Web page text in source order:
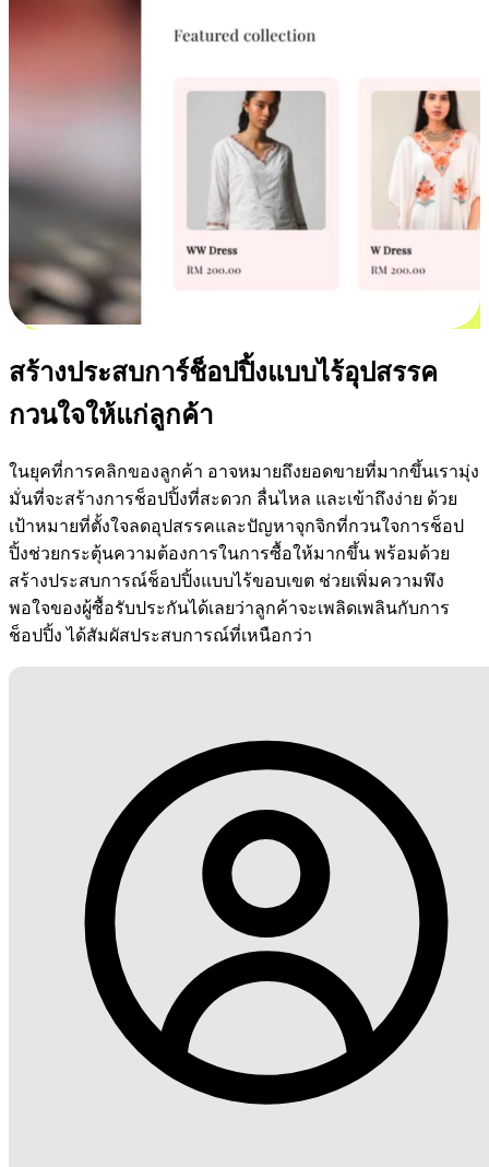
สร้างประสบการ์ช็อปปิ้งแบบไร้อุปสรรค
กวนใจให้แก่ลูกค้า
ในยุคที่การคลิกของลูกค้า อาจหมายถึงยอดขายที่มากขึ้นเรามุ่ง
มั่นที่จะสร้างการช็อปปิ้งที่สะดวก ลื่นไหล และเข้าถึงง่าย ด้วย
เป้าหมายที่ตั้งใจลดอุปสรรคและปัญหาจุกจิกที่กวนใจการช็อป
ปิ้งช่วยกระตุ้นความต้องการในการซื้อให้มากขึ้น พร้อมด้วย
สร้างประสบการณ์ช็อปปิ้งแบบไร้ขอบเขต ช่วยเพิ่มความพึง
พอใจของผู้ซื้อรับประกันได้เลยว่าลูกค้าจะเพลิดเพลินกับการ
ช็อปปิ้ง ได้สัมผัสประสบการณ์ที่เหนือกว่า